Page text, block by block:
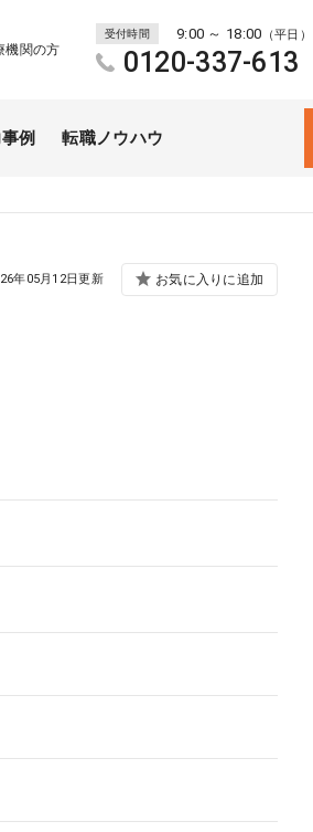
機関の方
受付時間 9:00 ～ 18:00 （平日）
0120-337-613
例 転職ノウハウ
年05月12日更新 お気に入りに追加